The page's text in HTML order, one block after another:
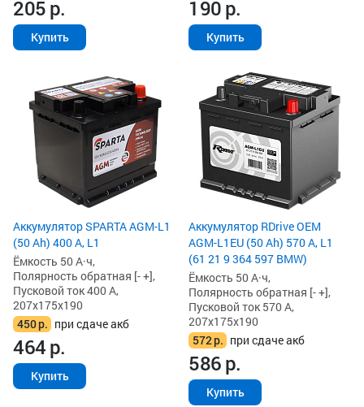
205р.
Купить
190р.
Купить
Аккумулятор SPARTA AGM-L1
(50 Ah) 400 А, L1
Ёмкость 50 А·ч,
Полярность обратная [- +],
Пусковой ток 400 А,
207x175x190
450р. при сдаче акб
464р.
Купить
Аккумулятор RDrive OEM
AGM-L1EU (50 Ah) 570 А, L1
(61 21 9 364 597 BMW)
Ёмкость 50 А·ч,
Полярность обратная [- +],
Пусковой ток 570 А,
207x175x190
572р. при сдаче акб
586р.
Купить